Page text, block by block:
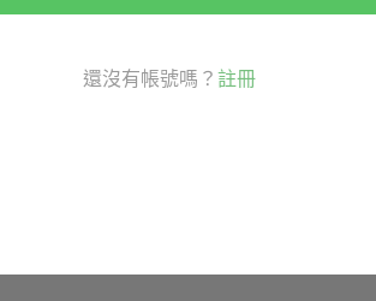
also love to eat snails. They
包，法國人也喜歡吃蝸牛。他們每
schools have condom vending
賣機。）
還沒有帳號嗎？ 註冊